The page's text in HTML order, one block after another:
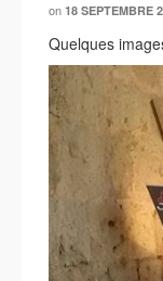
on 18 SEPTEMBRE
Quelques